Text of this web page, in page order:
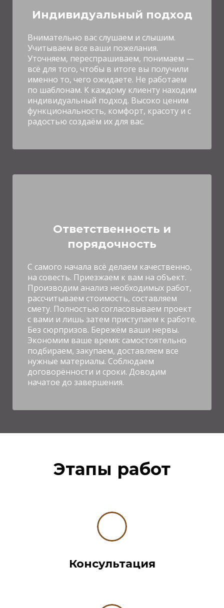
Индивидуальный подход
Внимательно вас слушаем и слышим.
Учитываем все ваши пожелания.
Уточняем, переспрашиваем, понимаем —
всё для того, чтобы в итоге вы получили
именно то, чего ожидаете. Не работаем
по шаблонам. К каждому клиенту находим
индивидуальный подход. Высоко ценим
функциональность, комфорт, красоту и с
радостью создаём их для вас.
Ответственность и
порядочность
С самого начала всё делаем качественно,
на совесть. Приезжаем к вам на объект.
Производим анализ необходимых работ,
рассчитываем стоимость, составляем
смету. Полностью согласовываем проект
с вами и лишь затем приступаем к работе.
Без сюрпризов. Бережём ваши нервы.
Экономим ваше время: самостоятельно
подбираем, закупаем, доставляем все
нужные материалы. Соблюдаем
договорённости и сроки. Доводим
начатое до завершения.
Этапы работ
Консультация